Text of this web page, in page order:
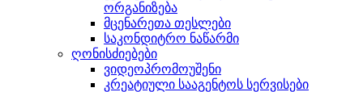
ორგანიზება
მცენარეთა თესლები
საკონდიტრო ნაწარმი
ღონისძიებები
ვიდეოპრომოუშენი
კრეატიული სააგენტოს სერვისები